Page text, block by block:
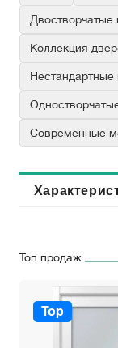
Коллекция
Современные
Топ продаж
Top